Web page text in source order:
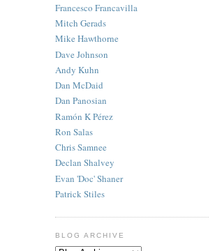
Francesco Francavilla
Mitch Gerads
Mike Hawthorne
Dave Johnson
Andy Kuhn
Dan McDaid
Dan Panosian
Ramón K Pérez
Ron Salas
Chris Samnee
Declan Shalvey
Evan 'Doc' Shaner
Patrick Stiles
BLOG ARCHIVE